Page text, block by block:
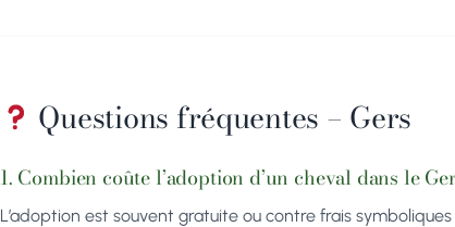
Questions fréquentes – Gers
1. Combien coûte l’adoption d’un cheval dans le
L’adoption est souvent gratuite ou contre frais